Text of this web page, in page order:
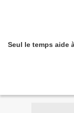
Seul le temps aide